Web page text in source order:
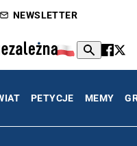
NEWSLETTER
PETYCJE MEMY